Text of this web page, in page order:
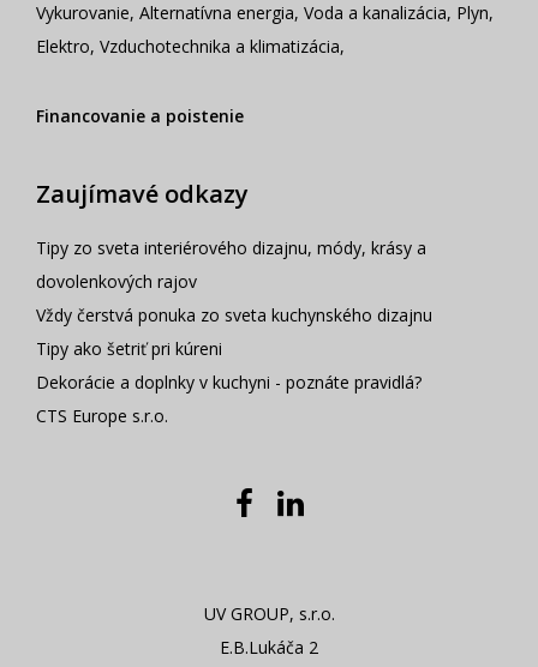
Vykurovanie, Alternatívna energia, Voda a kanalizácia, Plyn,
Elektro, Vzduchotechnika a klimatizácia,
Financovanie a poistenie
Zaujímavé odkazy
Tipy zo sveta interiérového dizajnu, módy, krásy a
dovolenkových rajov
Vždy čerstvá ponuka zo sveta kuchynského dizajnu
Tipy ako šetriť pri kúreni
Dekorácie a doplnky v kuchyni - poznáte pravidlá?
CTS Europe s.r.o.
UV GROUP, s.r.o.
E.B.Lukáča 2